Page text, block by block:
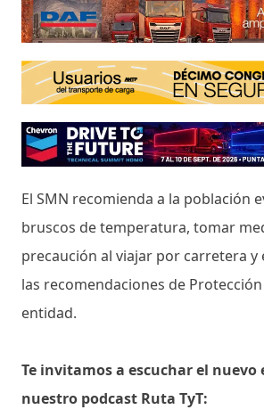
El SMN recomienda a la población
bruscos de temperatura, tomar
precaución al viajar por carretera y
las recomendaciones de Protección
entidad.
Te invitamos a escuchar el nuevo
nuestro podcast Ruta TyT: